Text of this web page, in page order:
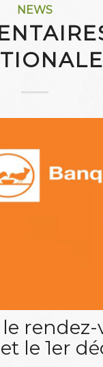
NEWS
le 1er